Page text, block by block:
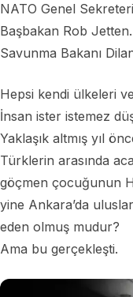
NATO Genel
Başbakan Rob
Savunma Bakanı
Hepsi kendi ülkeleri
İnsan ister istemez
Yaklaşık altmış yıl
Türklerin arasında
göçmen çocuğunun
yine Ankara’da
eden olmuş mudur?
Ama bu gerçekleşti.